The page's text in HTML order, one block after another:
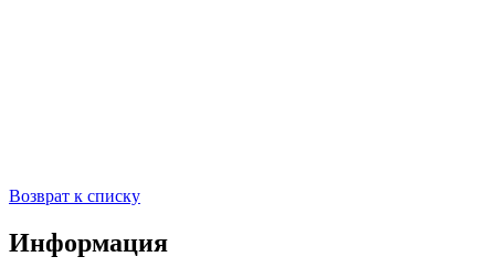
Возврат к списку
Информация